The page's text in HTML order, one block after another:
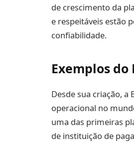
de crescimento da
e respeitáveis estão
confiabilidade.
Exemplos
Desde sua criação,
operacional no
uma das primeiras
de instituição de